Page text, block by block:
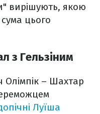
вирішують, якою
цього
з Гельзіним
Олімпік – Шахтар
Луїша